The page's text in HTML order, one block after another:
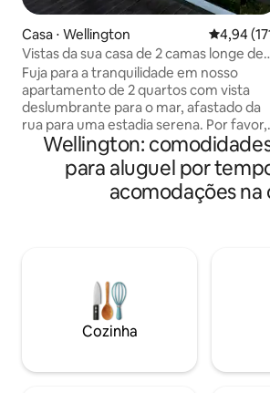
Casa ⋅ Wellington 4,94 de
4,94
Vistas da sua casa de 2 camas longe de
casa!
Fuja para a tranquilidade em nosso
apartamento de 2 quartos com vista
deslumbrante para o mar, afastado da
rua para uma estadia serena. Por favor,
leia as "OBSERVAÇÕES IMPORTANTES"
antes de reservar sobre o acesso 🏡
Localização: - 10 minutos de carro do
aeroporto e da cidade, ou - US$ 10 a
precisar de ambas arrumadas) - Sala de
estar: sofá-cama. - Cozinha totalmente
equipada e lavanderia Check-in 14h;
check-out 10h. TV com acesso a serviços
Wellington:
para aluguel por
acomodações na
Cozinha